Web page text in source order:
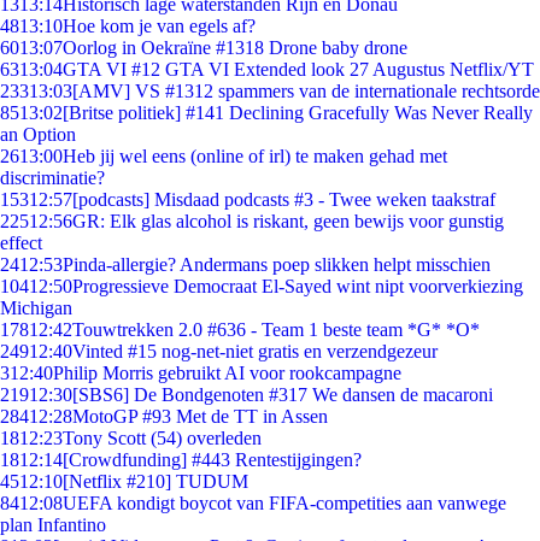
1313:14Historisch lage waterstanden Rijn en Donau
4813:10Hoe kom je van egels af?
6013:07Oorlog in Oekraïne #1318 Drone baby drone
6313:04GTA VI #12 GTA VI Extended look 27 Augustus Netflix/YT
23313:03[AMV] VS #1312 spammers van de internationale rechtsorde
8513:02[Britse politiek] #141 Declining Gracefully Was Never Really
an Option
2613:00Heb jij wel eens (online of irl) te maken gehad met
discriminatie?
15312:57[podcasts] Misdaad podcasts #3 - Twee weken taakstraf
22512:56GR: Elk glas alcohol is riskant, geen bewijs voor gunstig
effect
2412:53Pinda-allergie? Andermans poep slikken helpt misschien
10412:50Progressieve Democraat El-Sayed wint nipt voorverkiezing
Michigan
17812:42Touwtrekken 2.0 #636 - Team 1 beste team *G* *O*
24912:40Vinted #15 nog-net-niet gratis en verzendgezeur
312:40Philip Morris gebruikt AI voor rookcampagne
21912:30[SBS6] De Bondgenoten #317 We dansen de macaroni
28412:28MotoGP #93 Met de TT in Assen
1812:23Tony Scott (54) overleden
1812:14[Crowdfunding] #443 Rentestijgingen?
4512:10[Netflix #210] TUDUM
8412:08UEFA kondigt boycot van FIFA-competities aan vanwege
plan Infantino